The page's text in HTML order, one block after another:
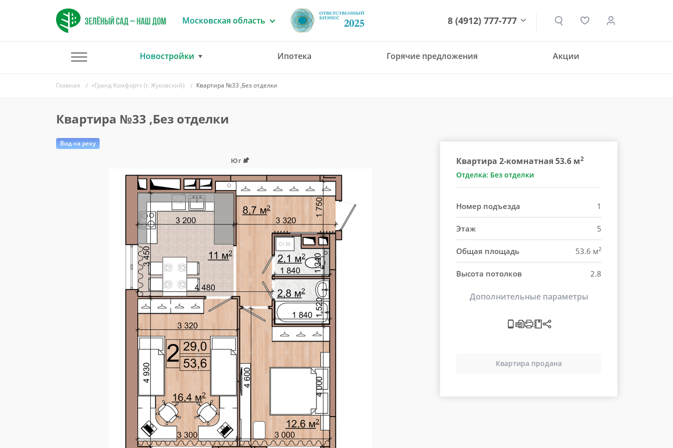
Московская область 8 (4912) 777-777
Новостройки Ипотека Горячие предложения Акции
Главная «Гранд Комфорт» (г. Жуковский) Квартира №33 ,Без отделки
Квартира №33 ,Без отделки
Вид на реку
Юг Квартира 2-комнатная 53.6 м2
Отделка: Без отделки
Номер подъезда 1
Этаж 5
Общая площадь 53.6 м2
Высота потолков 2.8
Дополнительные параметры
Квартира продана